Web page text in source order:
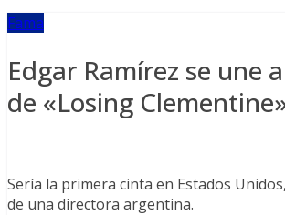
Fama
Edgar Ramírez se une
de «Losing
Sería la primera cinta en Estados
de una directora argentina.